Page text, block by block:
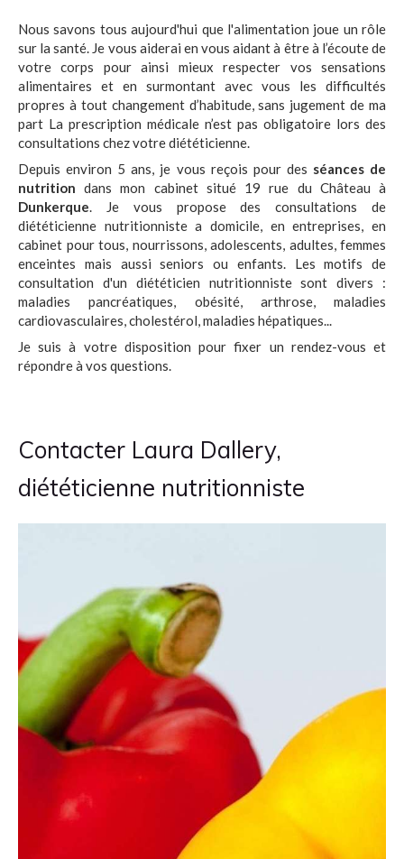
Nous savons tous aujourd'hui que l'alimentation joue un rôle
sur la santé. Je vous aiderai en vous aidant à être à l’écoute de
votre corps pour ainsi mieux respecter vos sensations
alimentaires et en surmontant avec vous les difficultés
propres à tout changement d’habitude, sans jugement de ma
part La prescription médicale n’est pas obligatoire lors des
consultations chez votre diététicienne.
Depuis environ 5 ans, je vous reçois pour des séances de
nutrition dans mon cabinet situé 19 rue du Château à
Dunkerque. Je vous propose des consultations de
diététicienne nutritionniste a domicile, en entreprises, en
cabinet pour tous, nourrissons, adolescents, adultes, femmes
enceintes mais aussi seniors ou enfants. Les motifs de
consultation d'un diététicien nutritionniste sont divers :
maladies pancréatiques, obésité, arthrose, maladies
cardiovasculaires, cholestérol, maladies hépatiques...
Je suis à votre disposition pour fixer un rendez-vous et
répondre à vos questions.
Contacter Laura Dallery,
diététicienne nutritionniste